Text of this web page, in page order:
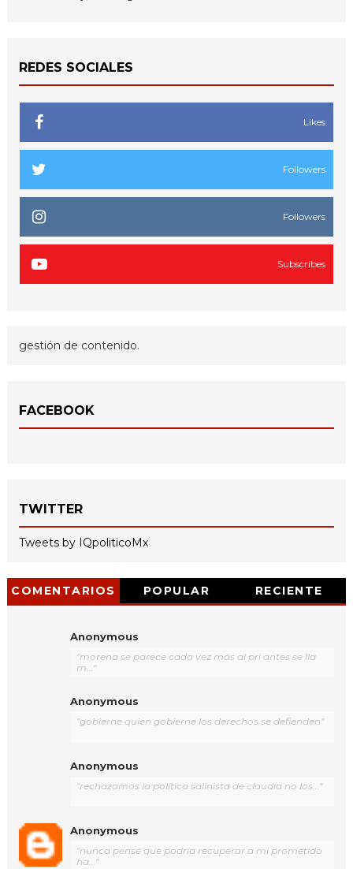
REDES SOCIALES
Likes
Followers
Followers
Subscribes
gestión de contenido.
FACEBOOK
TWITTER
Tweets by IQpoliticoMx
COMENTARIOS POPULAR RECIENTE
Anonymous
"morena se parece cada vez más al pri antes se lla
m..."
Anonymous
"gobierne quien gobierne los derechos se defienden"
Anonymous
"rechazamos la política salinista de claudia no los..."
Anonymous
"nunca pensé que podría recuperar a mi prometido
ha..."